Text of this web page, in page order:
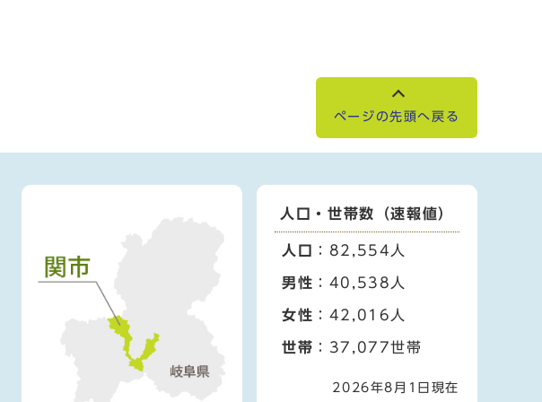
ページの先頭へ戻る
人口・世帯数（速報値）
人口 ：82,554人
男性 ：40,538人
女性 ：42,016人
世帯 ：37,077世帯
2026年8月1日現在